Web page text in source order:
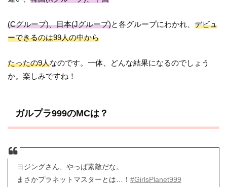
(Cグループ)、日本(Jグループ)と各グループにわかれ、デビュ
ーできるのは99人の中から
たったの9人なのです。一体、どんな結果になるのでしょう
か。楽しみですね！
ガルプラ999のMCは？
ヨジングさん、やっぱ素敵だな。
まさかプラネットマスターとは…！ #GirlsPlanet999